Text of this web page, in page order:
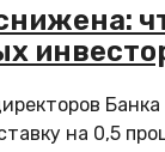
на 0,5